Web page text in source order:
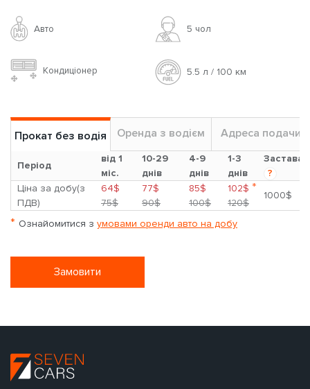
Авто 5 чoл
Кондиціонер 5.5 л / 100 км
Прокат без водія Оренда з водієм Адреса подачи
Період
від 1
міс.
10-29
днів
4-9
днів
1-3
днів
Застава
?
Ціна за добу(з
ПДВ)
64$
75$
77$
90$
85$
100$
102$ *
120$
1000$
* Ознайомитися з умовами оренди авто на добу
Замовити